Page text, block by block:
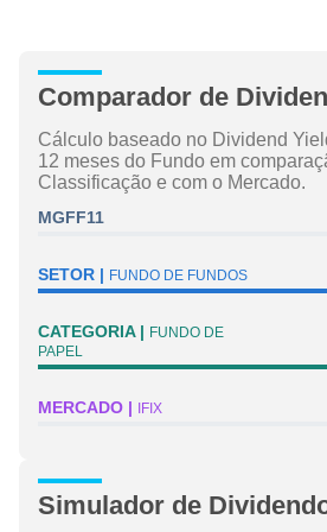
Comparador de
Cálculo baseado no Dividend
12 meses do Fundo em
Classificação e com o Mercado.
MGFF11
SETOR FUNDO DE FUNDOS
CATEGORIA
FUNDO DE
PAPEL
MERCADO IFIX
Simulador de